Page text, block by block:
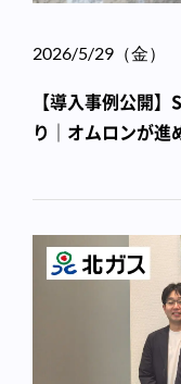
2026/5/29（金）
【導入事例公開
り｜オムロンが進